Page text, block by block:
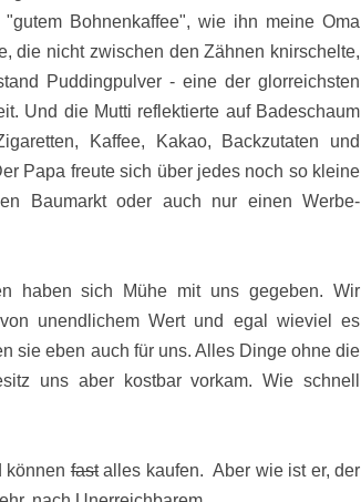
Bohnenkaffee", wie ihn meine Oma
die nicht zwischen den Zähnen knirschelte,
Puddingpulver - eine der glorreichsten
Und die Mutti reflektierte auf Badeschaum
Kaffee, Kakao, Backzutaten und
Papa freute sich über jedes noch so kleine
Baumarkt oder auch nur einen Werbe-
haben sich Mühe mit uns gegeben. Wir
unendlichem Wert und egal wieviel es
sie eben auch für uns. Alles Dinge ohne die
uns aber kostbar vorkam. Wie schnell
könnenfastalles kaufen. Aber wie ist er, der